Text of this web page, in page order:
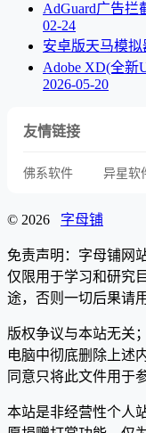
AdGuard广告拦
02-24
安卓版天马模
Adobe XD(全新
2026-05-20
友情链接
佛系软件 异星软
© 2026 字母铺
免责声明：字母铺网
仅限用于学习和研究
途，否则一切后果请
版权争议与本站无关
电脑中彻底删除上述
同意只将此文件用于
本站是非经营性个人